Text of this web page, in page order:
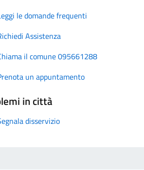
le domande frequenti
Assistenza
il comune 095661288
un appuntamento
in città
disservizio